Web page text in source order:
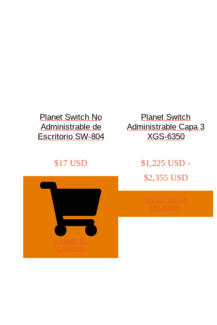
Planet Switch No
Administrable de
Escritorio SW-804
$17 USD
AÑADIR AL
CARRITO
Planet Switch
Administrable Capa 3
XGS-6350
$1,225 USD -
$2,355 USD
SELECCIONAR
OPCIONES